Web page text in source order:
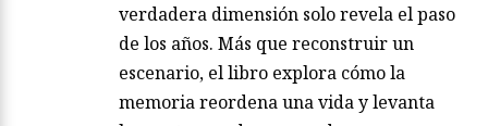
verdadera dimensión solo revela el paso
de los años. Más que reconstruir un
escenario, el libro explora cómo la
memoria reordena una vida y levanta